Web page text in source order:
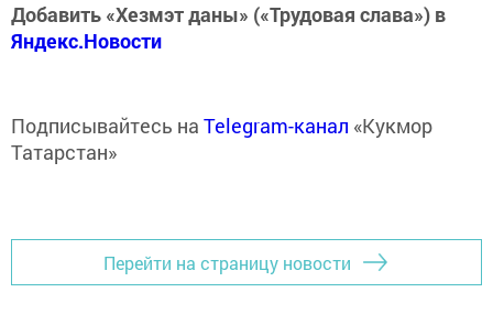
Добавить «Хезмэт даны» («Трудовая слава») в
Яндекс.Новости
Подписывайтесь на Telegram-канал «Кукмор
Татарстан»
Перейти на страницу новости